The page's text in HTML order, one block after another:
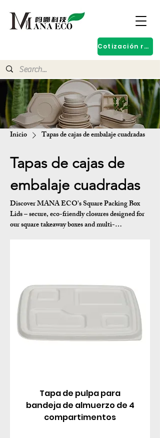
Cotización rápida
Inicio Tapas de cajas de embalaje cuadradas
Tapas de cajas de
embalaje cuadradas
Discover MANA ECO's Square Packing Box
Lids – secure, eco-friendly closures designed for
our square takeaway boxes and multi-
noodles, and combos.
Tapa de pulpa para
bandeja de almuerzo de 4
compartimentos